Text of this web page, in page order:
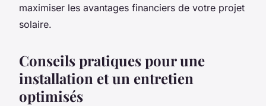
maximiser les avantages financiers de votre projet
solaire.
Conseils pratiques pour une
installation et un entretien
optimisés